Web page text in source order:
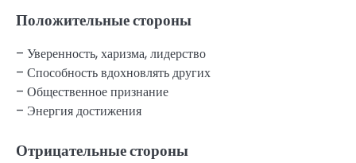
Положительные стороны
– Уверенность, харизма, лидерство
– Способность вдохновлять других
– Общественное признание
– Энергия достижения
Отрицательные стороны